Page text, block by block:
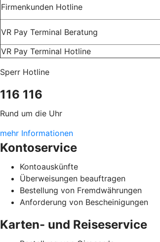
Firmenkunden Hotline
VR Pay Terminal Beratung
VR Pay Terminal Hotline
Sperr Hotline
116 116
Rund um die Uhr
mehr Informationen
Kontoservice
Kontoauskünfte
Überweisungen beauftragen
Bestellung von Fremdwährungen
Anforderung von Bescheinigungen
Karten- und Reiseservice